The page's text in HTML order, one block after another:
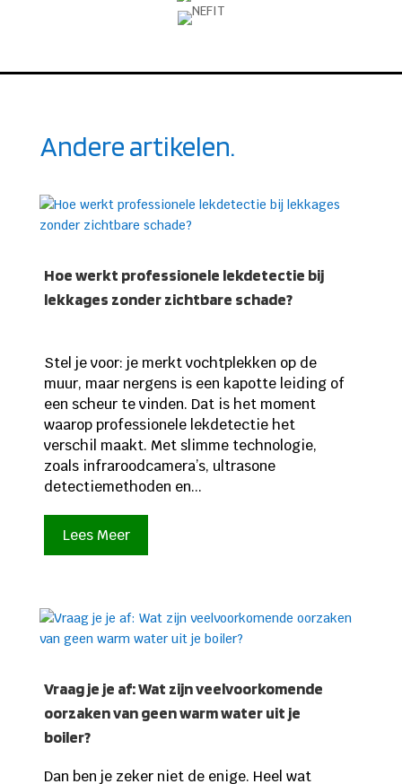
Andere artikelen.
Hoe werkt professionele lekdetectie bij
lekkages zonder zichtbare schade?
Stel je voor: je merkt vochtplekken op de
muur, maar nergens is een kapotte leiding of
een scheur te vinden. Dat is het moment
waarop professionele lekdetectie het
verschil maakt. Met slimme technologie,
zoals infraroodcamera’s, ultrasone
detectiemethoden en...
Lees Meer
Vraag je je af: Wat zijn veelvoorkomende
oorzaken van geen warm water uit je
boiler?
Dan ben je zeker niet de enige. Heel wat